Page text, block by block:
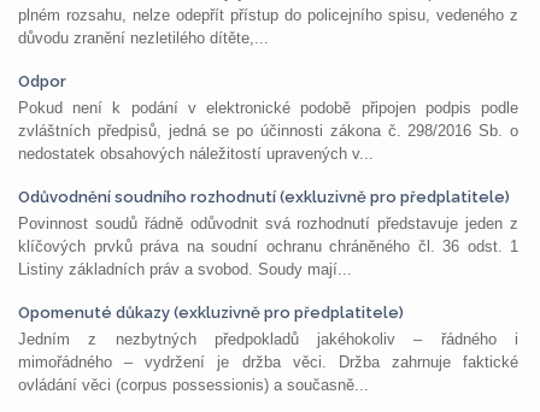
plném rozsahu, nelze odepřít přístup do policejního spisu, vedeného z
důvodu zranění nezletilého dítěte,...
Odpor
Pokud není k podání v elektronické podobě připojen podpis podle
zvláštních předpisů, jedná se po účinnosti zákona č. 298/2016 Sb. o
nedostatek obsahových náležitostí upravených v...
Odůvodnění soudního rozhodnutí (exkluzivně pro předplatitele)
Povinnost soudů řádně odůvodnit svá rozhodnutí představuje jeden z
klíčových prvků práva na soudní ochranu chráněného čl. 36 odst. 1
Listiny základních práv a svobod. Soudy mají...
Opomenuté důkazy (exkluzivně pro předplatitele)
Jedním z nezbytných předpokladů jakéhokoliv – řádného i
mimořádného – vydržení je držba věci. Držba zahrnuje faktické
ovládání věci (corpus possessionis) a současně...